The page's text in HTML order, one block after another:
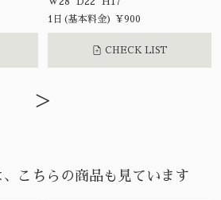
1日(基本料金) ¥900
CHECK LIST
>
こちらの商品も見ています